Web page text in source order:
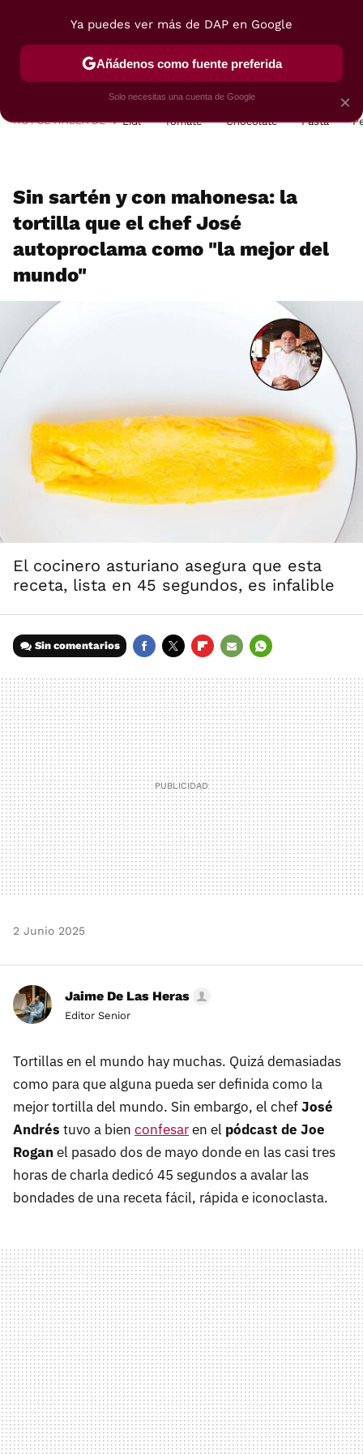
POSTRES VIAJES SELECCIÓN VEGUI
HOY SE HABLA DE Lidl Tomate Chocolate Pasta
Sin sartén y con mahonesa: la
tortilla que el chef José
autoproclama como "la mejor del
mundo"
El cocinero asturiano asegura que esta
receta, lista en 45 segundos, es infalible
Sin comentarios
MAIL
2 Junio 2025
Jaime De Las Heras
Editor Senior
Tortillas en el mundo hay muchas. Quizá demasiadas
como para que alguna pueda ser definida como la
mejor tortilla del mundo. Sin embargo, el chefJosé
Andrés tuvo a bien confesaren el pódcast de Joe
Rogan el pasado dos de mayo donde en las casi tres
horas de charla dedicó 45 segundos a avalar las
bondades de una receta fácil, rápida e iconoclasta.
×
Ya puedes ver más de DAP en Google
Añádenos como fuente preferida
Solo necesitas una cuenta de Google